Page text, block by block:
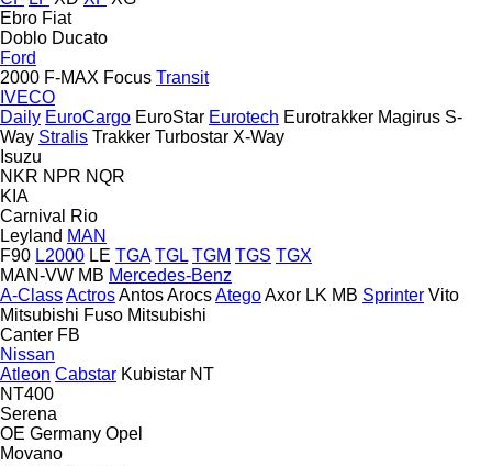
Ebro Fiat
Doblo Ducato
Ford
2000 F-MAX Focus Transit
IVECO
Daily EuroCargo EuroStar Eurotech Eurotrakker Magirus S-
Way Stralis Trakker Turbostar X-Way
Isuzu
NKR NPR NQR
KIA
Carnival
Rio
Leyland MAN
F90 L2000 LE TGA TGL TGM TGS TGX
MAN-VW MB Mercedes-Benz
A-ClassActrosAntosArocsAtegoAxor LK MB Sprinter Vito
Mitsubishi Fuso Mitsubishi
Canter FB
Nissan
Atleon Cabstar Kubistar NT
NT400
Serena
OE Germany Opel
Movano